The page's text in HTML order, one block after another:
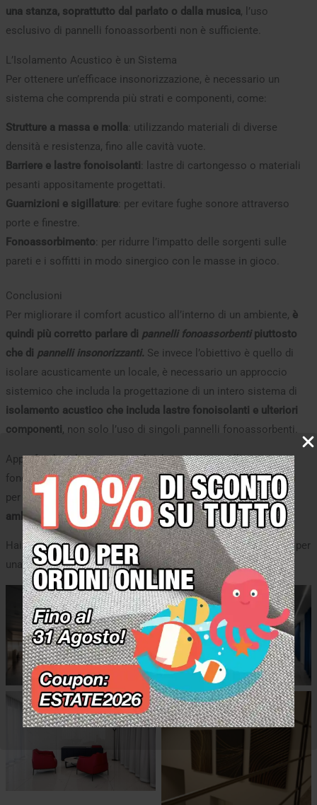
una stanza, soprattutto dal parlato o dalla musica, l’uso
esclusivo di pannelli fonoassorbenti non è sufficiente.
L’Isolamento Acustico è un Sistema
Per ottenere un’efficace insonorizzazione, è necessario un
sistema che comprenda più strati e componenti, come:
Strutture a massa e molla: utilizzando materiali di diverse
densità e resistenza, fino alle cavità vuote.
Barriere e lastre fonoisolanti: lastre di cartongesso o materiali
pesanti appositamente progettati.
Guarnizioni e sigillature: per evitare fughe sonore attraverso
porte e finestre.
Fonoassorbimento: per ridurre l’impatto delle sorgenti sulle
pareti e i soffitti in modo sinergico con le masse in gioco.
Conclusioni
Per migliorare il comfort acustico all’interno di un ambiente, è
quindi più corretto parlare di pannelli fonoassorbentipiuttosto
che di pannelli insonorizzanti. Se invece l’obiettivo è quello di
isolare acusticamente un locale, è necessario un approccio
sistemico che includa la progettazione di un intero sistema di
isolamento acustico che includa lastre fonoisolanti e ulteriori
componenti, non solo l’uso di singoli pannelli fonoassorbenti.
Approfondisci le caratteristiche dei nostri pannelli
fonoassorbenti della serieAkuPan®o di tuttii nostri prodotti
per scoprire come possonomigliorare l’acustica del tuo
ambiente
Hai necessità di isolarti acusticamente dai vicini?Contattaciper
una consulenza senza impegno.